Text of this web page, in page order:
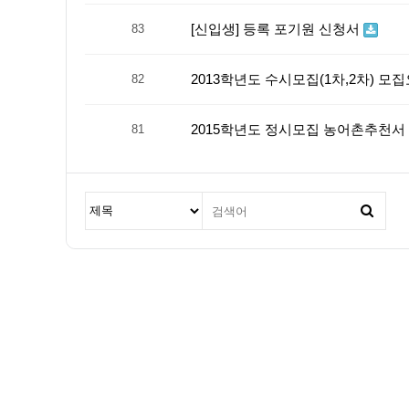
83 [신입생] 등록 포기원 신청서
82 2013학년도 수시모집(1차,2차) 모집
81 2015학년도 정시모집 농어촌추천서